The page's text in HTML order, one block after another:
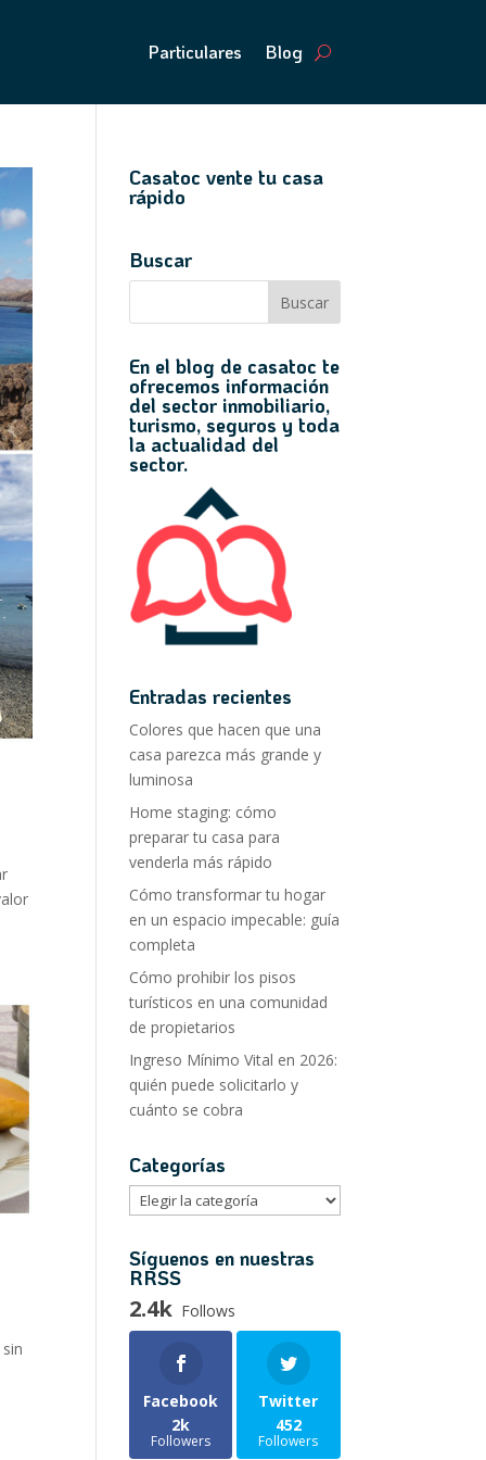
Particulares Blog
Casatoc vente tu casa
rápido
Buscar
En el blog de casatoc te
ofrecemos información
del sector inmobiliario,
turismo, seguros y toda
la actualidad del
sector.
Entradas recientes
Colores que hacen que una
casa parezca más grande y
luminosa
Home staging: cómo
preparar tu casa para
venderla más rápido
Cómo transformar tu hogar
en un espacio impecable: guía
completa
Cómo prohibir los pisos
turísticos en una comunidad
de propietarios
Ingreso Mínimo Vital en 2026:
quién puede solicitarlo y
cuánto se cobra
Categorías
Categorías
Síguenos en nuestras
RRSS
2.4k Follows
Facebook
2k
Followers
Twitter
452
Followers